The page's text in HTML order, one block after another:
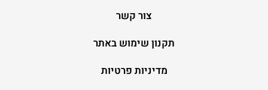
צור קשר
תקנון שימוש באתר
מדיניות פרטיות